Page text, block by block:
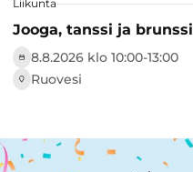
Liikunta
Jooga, tanssi ja brunssi
8.8.2026 klo 10:00-13:00
Ruovesi